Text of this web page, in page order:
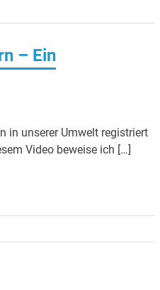
– Ein
in unserer Umwelt registriert
Video beweise ich […]